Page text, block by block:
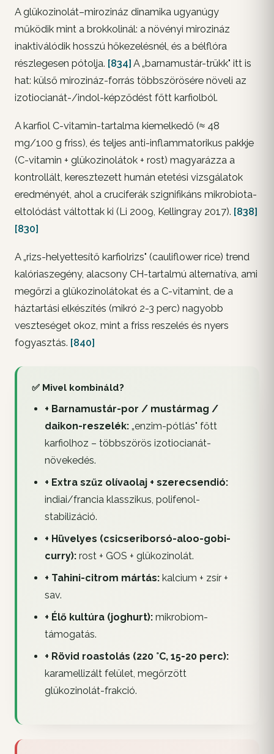
A glükozinolát–mirozináz dinamika ugyanúgy
működik mint a brokkolinál: a növényi mirozináz
inaktiválódik hosszú hőkezelésnél, és a bélflóra
részlegesen pótolja. [834] A „barnamustár-trükk" itt is
hat: külső mirozináz-forrás többszörösére növeli az
izotiocianát-/indol-képződést főtt karfiolból.
A karfiol C-vitamin-tartalma kiemelkedő (≈ 48
mg/100 g friss), és teljes anti-inflammatorikus pakkje
(C-vitamin + glükozinolátok + rost) magyarázza a
kontrollált, keresztezett humán etetési vizsgálatok
eredményét, ahol a cruciferák szignifikáns mikrobiota-
eltolódást váltottak ki (Li 2009, Kellingray 2017). [838]
[830]
A „rizs-helyettesítő karfiolrizs" (cauliflower rice) trend
kalóriaszegény, alacsony CH-tartalmú alternatíva, ami
megőrzi a glükozinolátokat és a C-vitamint, de a
háztartási elkészítés (mikró 2-3 perc) nagyobb
veszteséget okoz, mint a friss reszelés és nyers
fogyasztás. [840]
✅ Mivel kombináld?
+ Barnamustár-por / mustármag /
daikon-reszelék:„enzim-pótlás" főtt
karfiolhoz – többszörös izotiocianát-
növekedés.
+ Extra szűz olívaolaj + szerecsendió:
indiai/francia klasszikus, polifenol-
stabilizáció.
+ Hüvelyes (csicseriborsó-aloo-gobi-
curry):rost + GOS + glükozinolát.
+ Tahini-citrom mártás:kalcium + zsír +
sav.
+ Élő kultúra (joghurt):mikrobiom-
támogatás.
+ Rövid roastolás (220 °C, 15-20 perc):
karamellizált felület, megőrzött
glükozinolát-frakció.